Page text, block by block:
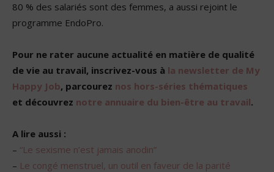
80 % des salariés sont des femmes, a aussi rejoint le
programme EndoPro.
Pour ne rater aucune actualité en matière de qualité
de vie au travail, inscrivez-vous à la newsletter de My
Happy Job, parcourez nos hors-séries thématiques
et découvrez notre annuaire du bien-être au travail.
A lire aussi :
– “Le sexisme n’est jamais anodin”
– Le congé menstruel, un outil en faveur de la parité